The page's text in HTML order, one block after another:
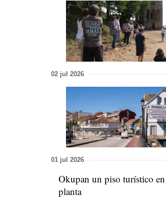
02 jul 2026
01 jul 2026
Okupan un piso turístico
planta